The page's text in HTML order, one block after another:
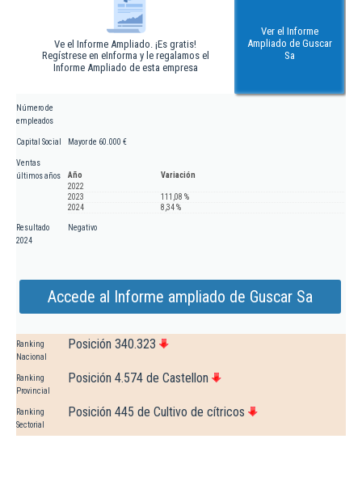
Ve el Informe Ampliado. ¡Es gratis!
Regístrese en eInforma y le regalamos el
Informe Ampliado de esta empresa
Ver el Informe
Ampliado de Guscar
Sa
Número de
empleados
Capital Social Mayor de 60.000 €
Ventas
últimos años
Año
Variación
2022
2023
111,08 %
2024
8,34 %
Resultado
2024
Negativo
Accede al Informe ampliado de Guscar Sa
Ranking
Nacional
Posición 340.323
Ranking
Provincial
Posición 4.574 de Castellon
Ranking
Sectorial
Posición 445 de Cultivo de cítricos